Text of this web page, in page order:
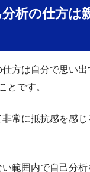
析の仕方は
方は自分で思い
とです。
常に抵抗感を感
範囲内で自己分析